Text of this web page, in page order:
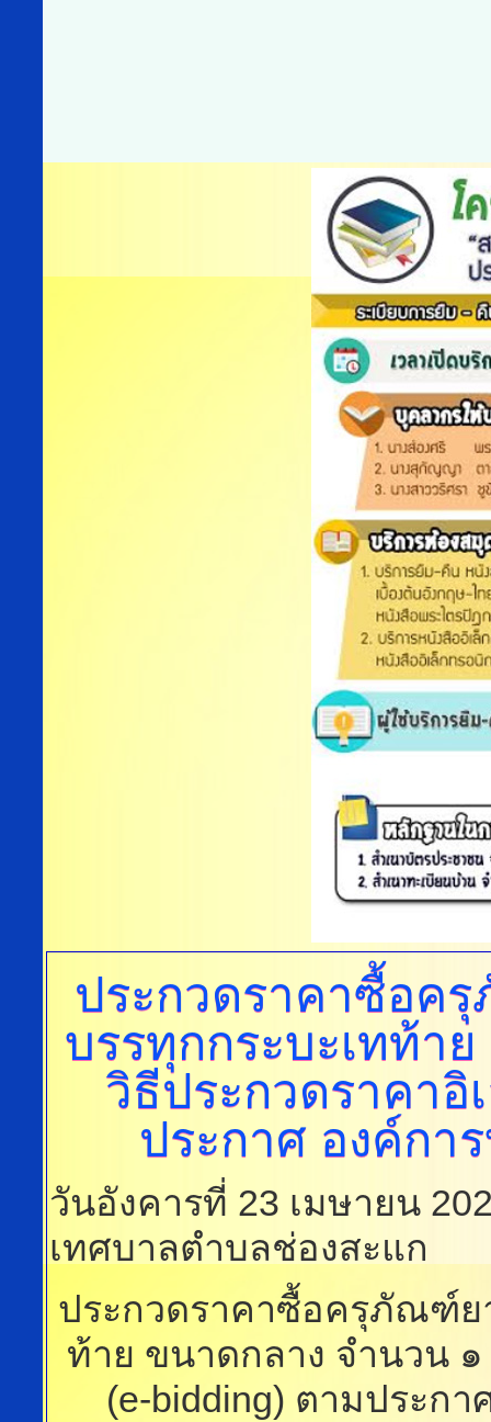
ประกวดราคาซื้อค
บรรทุกกระบะเทท้า
วิธีประกวดราคาอิ
ประกาศ องค์กา
วันอังคารที่ 23 เมษายน
เทศบาลตำบลช่องสะแก
ประกวดราคาซื้อครุภัณฑ์ย
ท้าย ขนาดกลาง จำนวน
(e-bidding) ตามประก